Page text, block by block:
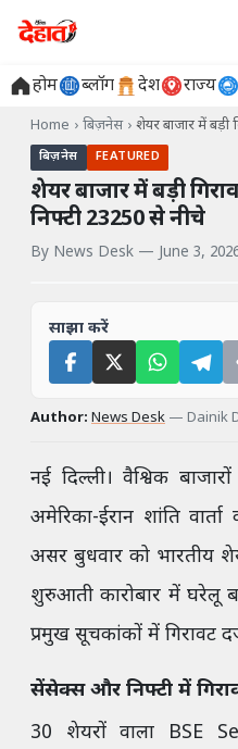
होम ब्लॉग देश राज्य
Home › बिज़नेस › शेयर बाजार में
बिज़नेस FEATURED
शेयर बाजार में बड़ी
निफ्टी 23250 से नीचे
By News Desk — June 3,
साझा करें
Author: News Desk — Dainik
नई दिल्ली। वैश्विक
अमेरिका-ईरान शांति
असर बुधवार को भारतीय
शुरुआती कारोबार में घरेलू
प्रमुख सूचकांकों में गिरावट
सेंसेक्स और निफ्टी में
30 शेयरों वाला BSE